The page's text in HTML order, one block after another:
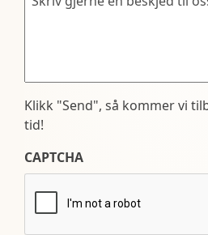
Klikk "Send", så kommer vi
tid!
CAPTCHA